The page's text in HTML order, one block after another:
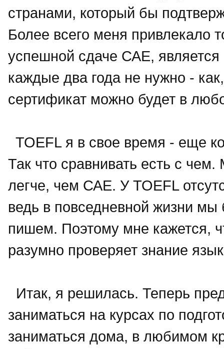
странами, который бы
Более всего меня привлекало
успешной сдаче САЕ,
каждые два года не нужно -
сертификат можно будет в
TOEFL я в свое время - еще
Так что сравнивать есть с
легче, чем САЕ. У TOEFL
ведь в повседневной жизни
пишем. Поэтому мне кажется,
разумно проверяет знание
Итак, я решилась. Теперь
заниматься на курсах по
заниматься дома, в любимом